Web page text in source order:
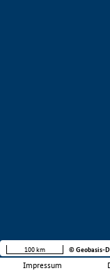
Impressum
100 km © Geobasis-